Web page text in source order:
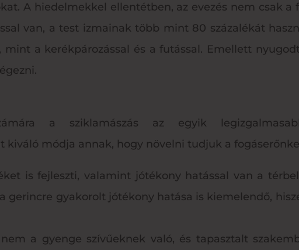
A hiedelmekkel ellentétben, az evezés nem csak a
van, a test izmainak több mint 80 százalékát
a kerékpározással és a futással. Emellett
a sziklamászás az egyik
kiváló módja annak, hogy növelni tudjuk a
is fejleszti, valamint jótékony hatással van a
gerincre gyakorolt jótékony hatása is kiemelendő,
a gyenge szívűeknek való, és tapasztalt